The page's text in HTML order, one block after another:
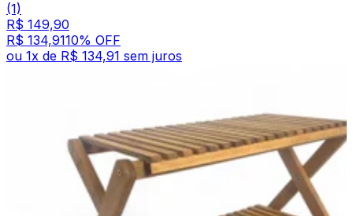
(1)
R$ 149,90
R$ 134,9110% OFF
ou 1x de R$ 134,91 sem juros